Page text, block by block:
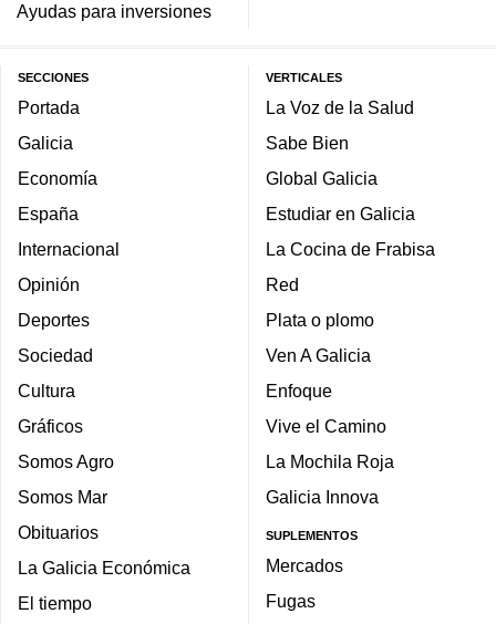
Ayudas para inversiones
SECCIONES
Portada
Galicia
Economía
España
Internacional
Opinión
Deportes
Sociedad
Cultura
Gráficos
Somos Agro
Somos Mar
Obituarios
La Galicia Económica
El tiempo
VERTICALES
La Voz de la Salud
Sabe Bien
Global Galicia
Estudiar en Galicia
La Cocina de Frabisa
Red
Plata o plomo
Ven A Galicia
Enfoque
Vive el Camino
La Mochila Roja
Galicia Innova
SUPLEMENTOS
Mercados
Fugas